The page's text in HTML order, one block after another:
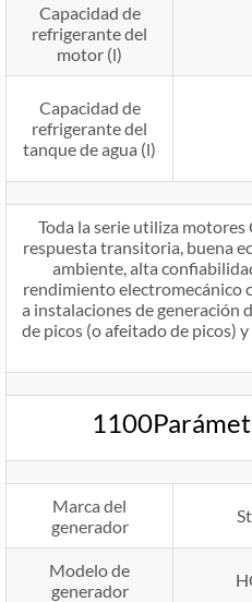
Capacidad de
refrigerante del
motor (l)
Capacidad de
refrigerante del
tanque de agua (l)
Toda la serie utiliza
respuesta transitoria, buena
ambiente, alta
rendimiento electromecánico
a instalaciones de generación
de picos (o afeitado de picos)
Marca del
generador
Modelo de
generador